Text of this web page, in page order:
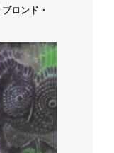
ロンド・